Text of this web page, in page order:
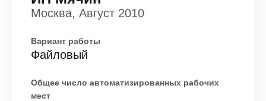
Москва, Август 2010
Вариант работы
Файловый
Общее число автоматизированных рабочих
мест